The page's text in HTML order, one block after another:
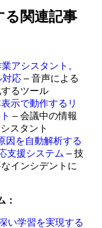
関連記事
アシスタント。
対応 – 音声による
るツール
示で動作するリ
– 会議中の情報
スタント
因を自動解析する
支援システム – 技
インシデントに
：
い学習を実現する